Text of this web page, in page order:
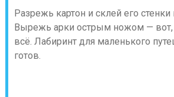
Разрежь картон и склей его
Вырежь арки острым ножом — вот,
всё. Лабиринт для маленького
готов.